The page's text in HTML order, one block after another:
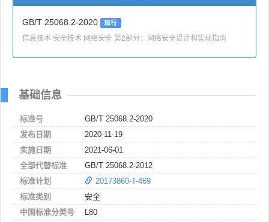
GB/T 25068.2-2020 现行
信息技术 安全技术 网络安全 第2部分：网络安全设计和实现指南
基础信息
标准号
GB/T 25068.2-2020
发布日期
2020-11-19
实施日期
2021-06-01
全部代替标准
GB/T 25068.2-2012
标准计划
20173860-T-469
标准类别
安全
中国标准分类号
L80